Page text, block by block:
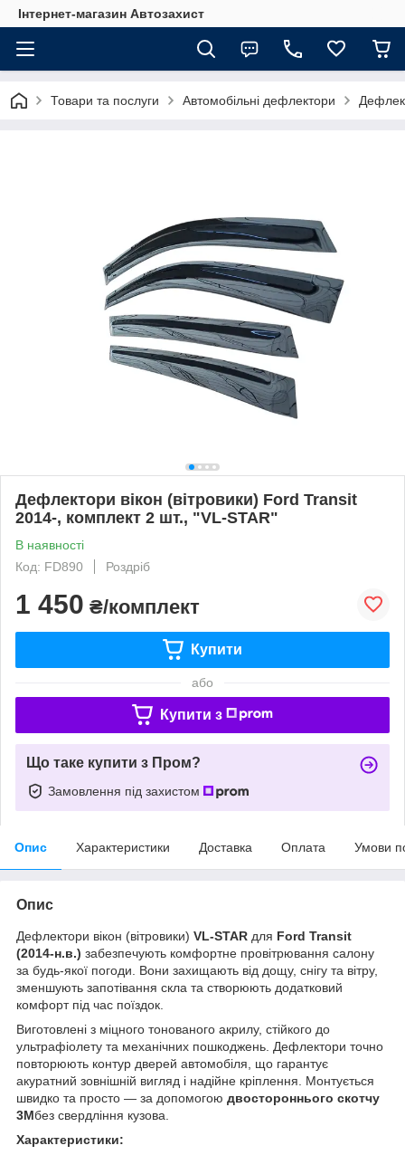
Інтернет-магазин Автозахист
Товари та послуги Автомобільні дефлектори
Дефлектори вікон (вітровики) Ford Transit
2014-, комплект 2 шт., "VL-STAR"
В наявності
Код: FD890
Роздріб
1 450 ₴/комплект
Купити
або
Купити з
Що таке купити з Пром?
Замовлення під захистом
Опис Характеристики Доставка Оплата Умови
Опис
Дефлектори вікон (вітровики) VL-STAR для Ford Transit
(2014-н.в.) забезпечують комфортне провітрювання салону
за будь-якої погоди. Вони захищають від дощу, снігу та вітру,
зменшують запотівання скла та створюють додатковий
комфорт під час поїздок.
Виготовлені з міцного тонованого акрилу, стійкого до
ультрафіолету та механічних пошкоджень. Дефлектори точно
повторюють контур дверей автомобіля, що гарантує
акуратний зовнішній вигляд і надійне кріплення. Монтується
швидко та просто — за допомогою двостороннього скотчу
3Mбез свердління кузова.
Характеристики: